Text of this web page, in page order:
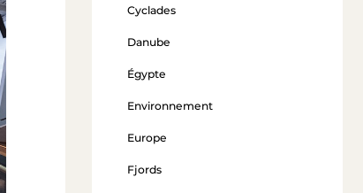
Cyclades
Danube
Égypte
Environnement
Europe
Fjords